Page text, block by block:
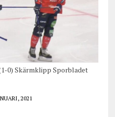
0) Skärmklipp Sporbladet
2021